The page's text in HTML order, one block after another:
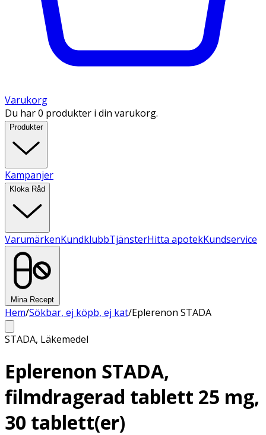
Varukorg
Du har 0 produkter i din varukorg.
Produkter
Kampanjer
Kloka Råd
VarumärkenKundklubbTjänsterHitta apotekKundservice
Mina Recept
Hem/Sökbar, ej köpb, ej kat/Eplerenon STADA
STADA, Läkemedel
Eplerenon STADA,
filmdragerad tablett 25 mg,
30 tablett(er)